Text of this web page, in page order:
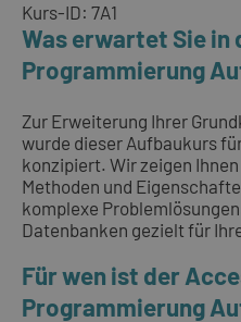
Kurs-ID: 7A1
Was erwartet Sie in
Programmierung
Zur Erweiterung Ihrer
wurde dieser Aufbaukurs
konzipiert. Wir zeigen
Methoden und
komplexe
Datenbanken gezielt für
Für wen ist der
Programmierung